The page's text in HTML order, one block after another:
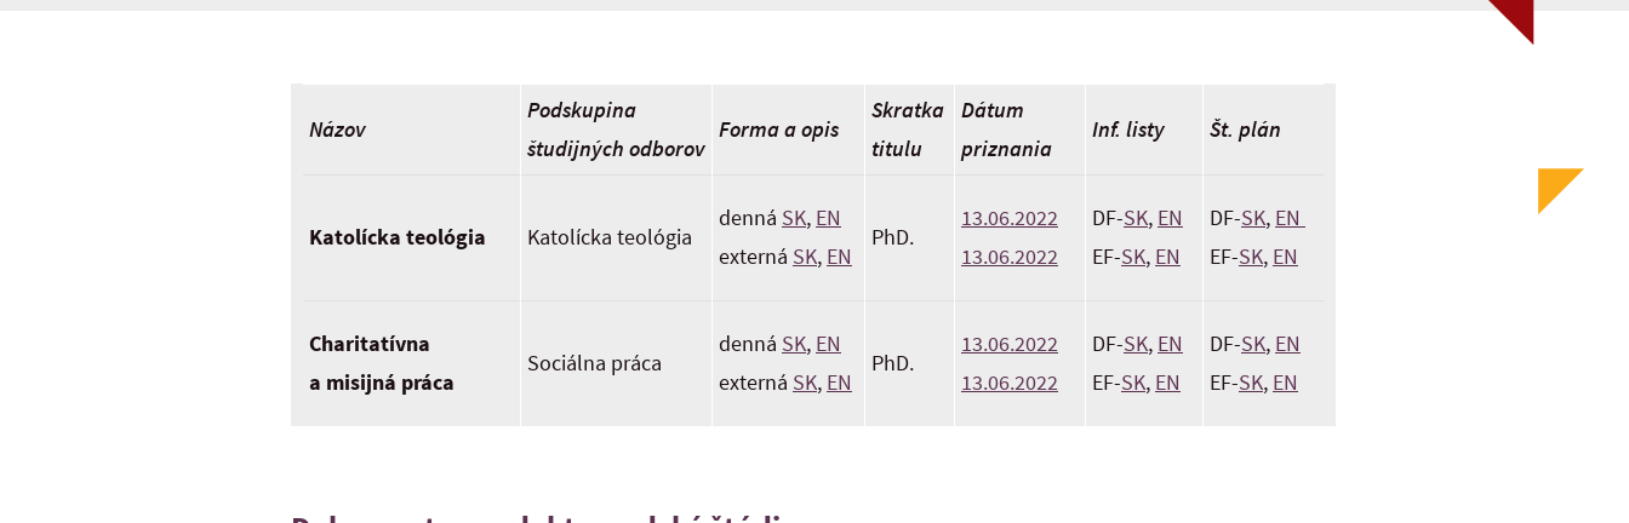
Názov
Podskupina
študijných odborov
Forma a opis
Skratka
titulu
Dátum
priznania
Inf. listy Št. plán
Katolícka teológia Katolícka teológia
denná SK, EN
externá SK, EN
PhD.
13.06.2022
13.06.2022
DF-SK, EN
EF-SK, EN
DF-SK, EN
EF-SK, EN
Charitatívna
a misijná práca
Sociálna práca
denná SK, EN
externá SK, EN
PhD.
13.06.2022
13.06.2022
DF-SK, EN
EF-SK, EN
DF-SK, EN
EF-SK, EN